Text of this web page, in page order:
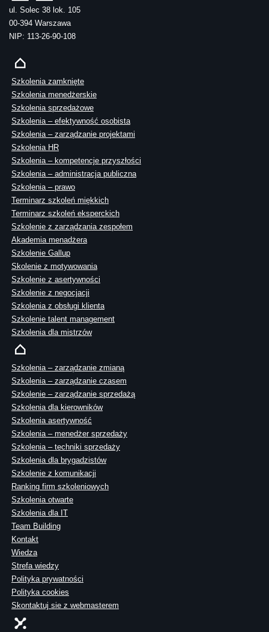
ul. Solec 38 lok. 105
00-394 Warszawa
NIP: 113-26-90-108
Szkolenia zamknięte
Szkolenia menedżerskie
Szkolenia sprzedażowe
Szkolenia – efektywność osobista
Szkolenia – zarządzanie projektami
Szkolenia HR
Szkolenia – kompetencje przyszłości
Szkolenia – administracja publiczna
Szkolenia – prawo
Terminarz szkoleń miękkich
Terminarz szkoleń eksperckich
Szkolenie z zarządzania zespołem
Akademia menadżera
Szkolenie Gallup
Skolenie z motywowania
Szkolenie z asertywności
Szkolenie z negocjacji
Szkolenia z obsługi klienta
Szkolenie talent management
Szkolenia dla mistrzów
Szkolenia – zarządzanie zmianą
Szkolenia – zarządzanie czasem
Szkolenie – zarządzanie sprzedażą
Szkolenia dla kierowników
Szkolenia asertywność
Szkolenia – menedżer sprzedaży
Szkolenia – techniki sprzedaży
Szkolenia dla brygadzistów
Szkolenie z komunikacji
Ranking firm szkoleniowych
Szkolenia otwarte
Szkolenia dla IT
Team Building
Kontakt
Wiedza
Strefa wiedzy
Polityka prywatności
Polityka cookies
Skontaktuj sie z webmasterem